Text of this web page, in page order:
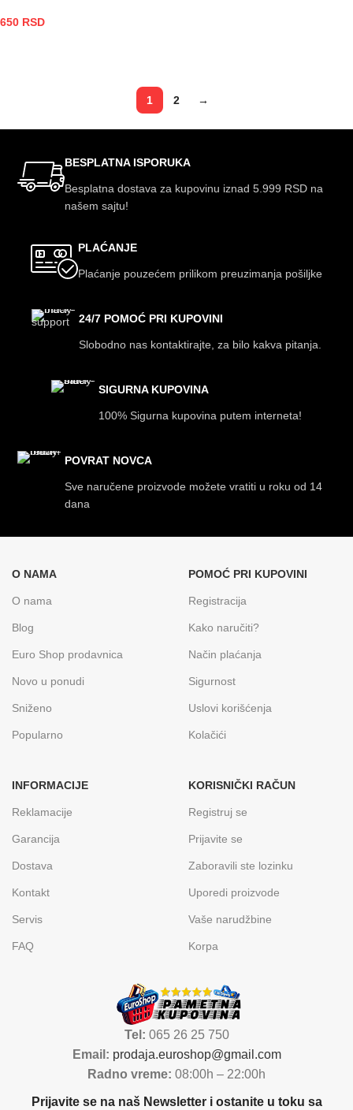
650 RSD
1 2 →
BESPLATNA ISPORUKA
Besplatna dostava za kupovinu iznad 5.999 RSD na
našem sajtu!
PLAĆANJE
Plaćanje pouzećem prilikom preuzimanja pošiljke
24/7 POMOĆ PRI KUPOVINI
Slobodno nas kontaktirajte, za bilo kakva pitanja.
SIGURNA KUPOVINA
100% Sigurna kupovina putem interneta!
POVRAT NOVCA
Sve naručene proizvode možete vratiti u roku od 14
dana
O NAMA
O nama
Blog
Euro Shop prodavnica
Novo u ponudi
Sniženo
Popularno
POMOĆ PRI KUPOVINI
Registracija
Kako naručiti?
Način plaćanja
Sigurnost
Uslovi korišćenja
Kolačići
INFORMACIJE
Reklamacije
Garancija
Dostava
Kontakt
Servis
FAQ
KORISNIČKI RAČUN
Registruj se
Prijavite se
Zaboravili ste lozinku
Uporedi proizvode
Vaše narudžbine
Korpa
Tel: 065 26 25 750
Email: prodaja.euroshop@gmail.com
Radno vreme: 08:00h – 22:00h
Prijavite se na naš Newsletter i ostanite u toku sa